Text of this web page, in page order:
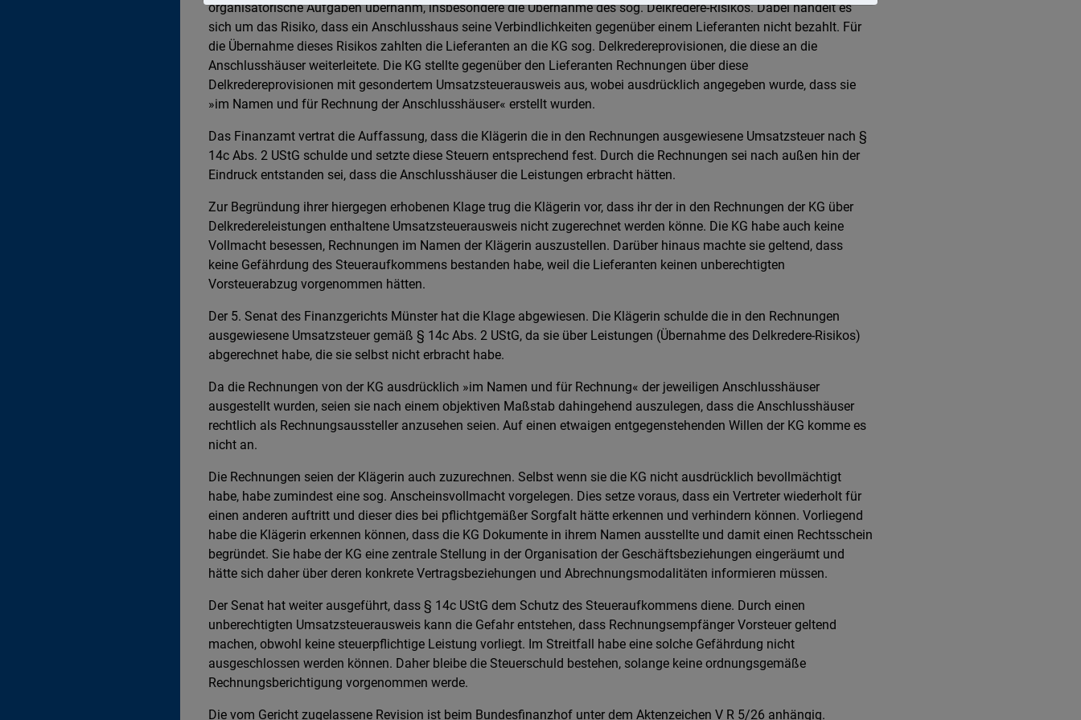
organisatorische Aufgaben übernahm, insbesondere die Übernahme des sog. Delkredere-Risikos. Dabei handelt es
sich um das Risiko, dass ein Anschlusshaus seine Verbindlichkeiten gegenüber einem Lieferanten nicht bezahlt. Für
die Übernahme dieses Risikos zahlten die Lieferanten an die KG sog. Delkredereprovisionen, die diese an die
Anschlusshäuser weiterleitete. Die KG stellte gegenüber den Lieferanten Rechnungen über diese
Delkredereprovisionen mit gesondertem Umsatzsteuerausweis aus, wobei ausdrücklich angegeben wurde, dass sie
»im Namen und für Rechnung der Anschlusshäuser« erstellt wurden.
Das Finanzamt vertrat die Auffassung, dass die Klägerin die in den Rechnungen ausgewiesene Umsatzsteuer nach §
14c Abs. 2 UStG schulde und setzte diese Steuern entsprechend fest. Durch die Rechnungen sei nach außen hin der
Eindruck entstanden sei, dass die Anschlusshäuser die Leistungen erbracht hätten.
Zur Begründung ihrer hiergegen erhobenen Klage trug die Klägerin vor, dass ihr der in den Rechnungen der KG über
Delkredereleistungen enthaltene Umsatzsteuerausweis nicht zugerechnet werden könne. Die KG habe auch keine
Vollmacht besessen, Rechnungen im Namen der Klägerin auszustellen. Darüber hinaus machte sie geltend, dass
keine Gefährdung des Steueraufkommens bestanden habe, weil die Lieferanten keinen unberechtigten
Vorsteuerabzug vorgenommen hätten.
Der 5. Senat des Finanzgerichts Münster hat die Klage abgewiesen. Die Klägerin schulde die in den Rechnungen
ausgewiesene Umsatzsteuer gemäß § 14c Abs. 2 UStG, da sie über Leistungen (Übernahme des Delkredere-Risikos)
abgerechnet habe, die sie selbst nicht erbracht habe.
Da die Rechnungen von der KG ausdrücklich »im Namen und für Rechnung« der jeweiligen Anschlusshäuser
ausgestellt wurden, seien sie nach einem objektiven Maßstab dahingehend auszulegen, dass die Anschlusshäuser
rechtlich als Rechnungsaussteller anzusehen seien. Auf einen etwaigen entgegenstehenden Willen der KG komme es
nicht an.
Die Rechnungen seien der Klägerin auch zuzurechnen. Selbst wenn sie die KG nicht ausdrücklich bevollmächtigt
habe, habe zumindest eine sog. Anscheinsvollmacht vorgelegen. Dies setze voraus, dass ein Vertreter wiederholt für
einen anderen auftritt und dieser dies bei pflichtgemäßer Sorgfalt hätte erkennen und verhindern können. Vorliegend
habe die Klägerin erkennen können, dass die KG Dokumente in ihrem Namen ausstellte und damit einen Rechtsschein
begründet. Sie habe der KG eine zentrale Stellung in der Organisation der Geschäftsbeziehungen eingeräumt und
hätte sich daher über deren konkrete Vertragsbeziehungen und Abrechnungsmodalitäten informieren müssen.
Der Senat hat weiter ausgeführt, dass § 14c UStG dem Schutz des Steueraufkommens diene. Durch einen
unberechtigten Umsatzsteuerausweis kann die Gefahr entstehen, dass Rechnungsempfänger Vorsteuer geltend
machen, obwohl keine steuerpflichtige Leistung vorliegt. Im Streitfall habe eine solche Gefährdung nicht
ausgeschlossen werden können. Daher bleibe die Steuerschuld bestehen, solange keine ordnungsgemäße
Rechnungsberichtigung vorgenommen werde.
Die vom Gericht zugelassene Revision ist beim Bundesfinanzhof unter dem Aktenzeichen V R 5/26 anhängig.